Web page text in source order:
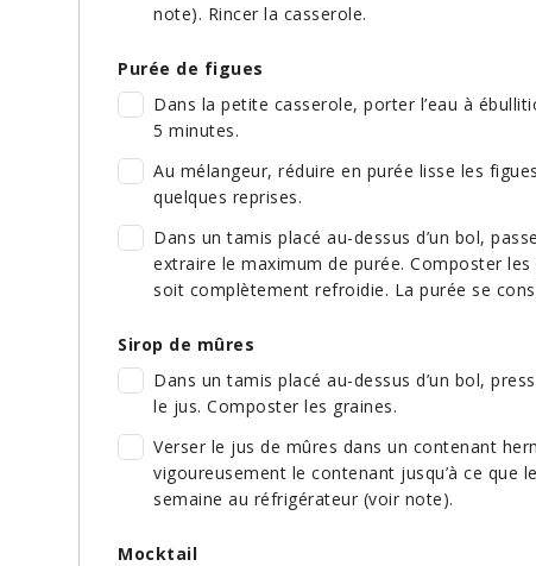
note). Rincer la casserole.
Purée de figues
Dans la petite casserole, porter l’eau à
5 minutes.
Au mélangeur, réduire en purée lisse les
quelques reprises.
Dans un tamis placé au-dessus d’un bol,
extraire le maximum de purée. Composter
soit complètement refroidie. La purée se
Sirop de mûres
Dans un tamis placé au-dessus d’un bol,
le jus. Composter les graines.
Verser le jus de mûres dans un contenant
vigoureusement le contenant jusqu’à ce que
semaine au réfrigérateur (voir note).
Mocktail